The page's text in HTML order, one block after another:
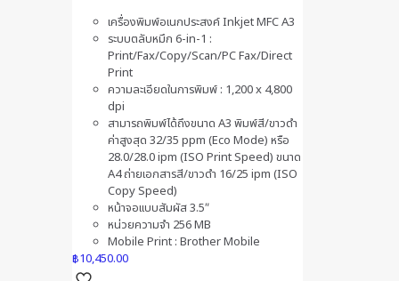
เครื่องพิมพ์อเนกประสงค์ Inkjet MFC A3
ระบบตลับหมึก 6-in-1 :
Print/Fax/Copy/Scan/PC Fax/Direct
Print
ความละเอียดในการพิมพ์ : 1,200 x 4,800
dpi
สามารถพิมพ์ได้ถึงขนาด A3 พิมพ์สี/ขาวดำ
ค่าสูงสุด 32/35 ppm (Eco Mode) หรือ
28.0/28.0 ipm (ISO Print Speed) ขนาด
A4 ถ่ายเอกสารสี/ขาวดำ 16/25 ipm (ISO
Copy Speed)
หน้าจอเเบบสัมผัส 3.5″
หน่วยความจำ 256 MB
Mobile Print : Brother Mobile
฿10,450.00